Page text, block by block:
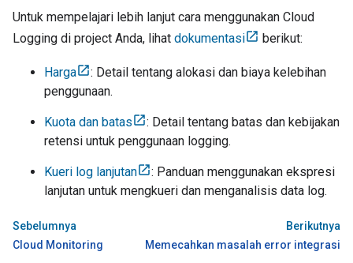
Untuk mempelajari lebih lanjut cara menggunakan Cloud
Logging di project Anda, lihat dokumentasi berikut:
Harga
: Detail tentang alokasi dan biaya kelebihan
penggunaan.
Kuota dan batas
: Detail tentang batas dan kebijakan
retensi untuk penggunaan logging.
Kueri log lanjutan
: Panduan menggunakan ekspresi
lanjutan untuk mengkueri dan menganalisis data log.
Sebelumnya
Cloud Monitoring
Berikutnya
Memecahkan masalah error integrasi